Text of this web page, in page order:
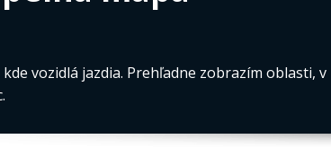
kde vozidlá jazdia. Prehľadne zobrazím oblasti,